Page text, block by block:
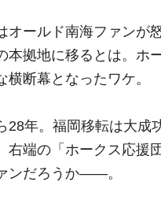
ールド南海ファンが
本拠地に移るとは。ホ
横断幕となったワケ。
年。福岡移転は大成
右端の「ホークス応援
ンだろうか――。